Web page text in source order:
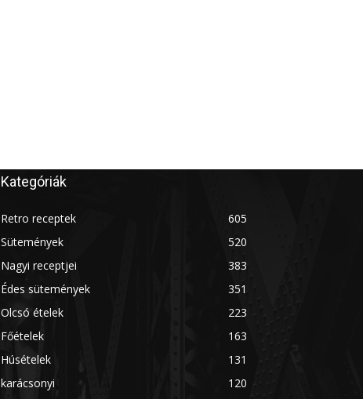
Kategóriák
Retro receptek
605
Sütemények
520
Nagyi receptjei
383
Édes sütemények
351
Olcsó ételek
223
Főételek
163
Húsételek
131
karácsonyi
120